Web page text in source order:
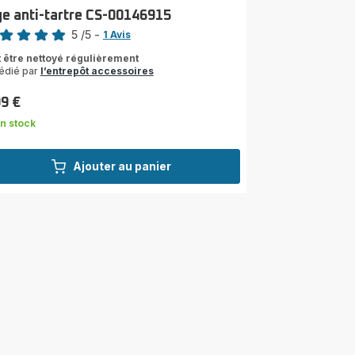
Ajouter au panier
anti-tartre CS-00146915
5 /5 - 1 Avis
être nettoyé régulièrement
par l’entrepôt accessoires
€
stock